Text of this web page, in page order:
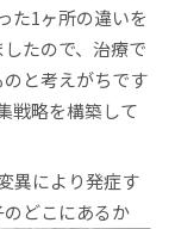
た1ヶ所の違いを
たので、治療で
と考えがちです
戦略を構築して
異により発症す
どこにあるか